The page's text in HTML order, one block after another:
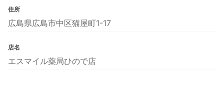
住所
広島県広島市中区猫屋町1-17
店名
エスマイル薬局ひので店